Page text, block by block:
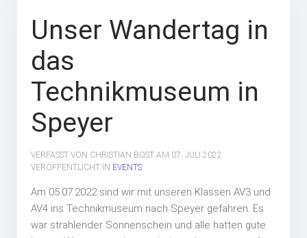
Unser Wandertag in
das
Technikmuseum in
Speyer
VERFASST VON CHRISTIAN BOST AM 07. JULI 2022.
VERÖFFENTLICHT IN EVENTS
Am 05.07.2022 sind wir mit unseren Klassen AV3 und
AV4 ins Technikmuseum nach Speyer gefahren. Es
war strahlender Sonnenschein und alle hatten gute